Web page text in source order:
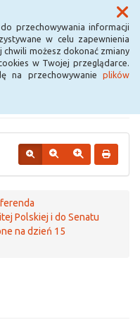
przechowywania informacji
w celu zapewnienia
chwili możesz dokonać zmiany
w Twojej przeglądarce.
na przechowywanie plików
Menu
Polskiej i do Senatu
na dzień 15